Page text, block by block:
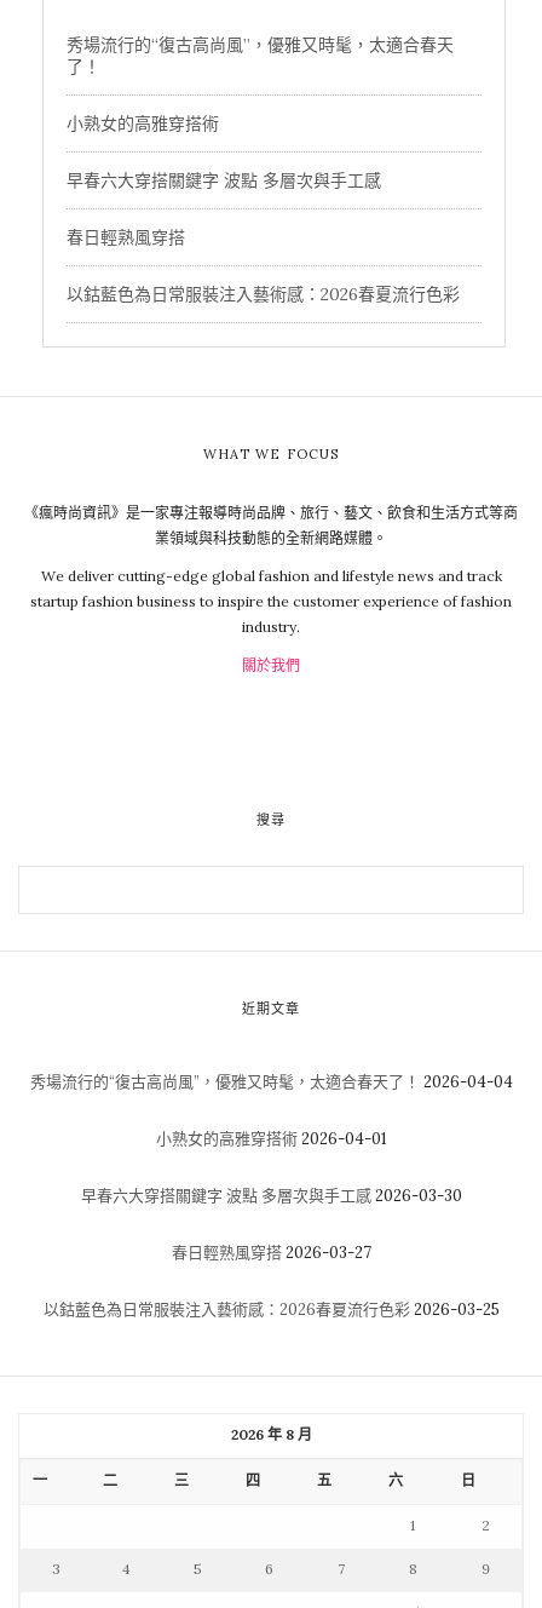
秀場流行的“復古高尚風”，優雅又時髦，太適合春天
了！
小熟女的高雅穿搭術
早春六大穿搭關鍵字 波點 多層次與手工感
春日輕熟風穿搭
以鈷藍色為日常服裝注入藝術感：2026春夏流行色彩
WHAT WE FOCUS
《瘋時尚資訊》是一家專注報導時尚品牌、旅行、藝文、飲食和生活方式等商
業領域與科技動態的全新網路媒體。
We deliver cutting-edge global fashion and lifestyle news and track
startup fashion business to inspire the customer experience of fashion
industry.
關於我們
搜尋
近期文章
秀場流行的“復古高尚風”，優雅又時髦，太適合春天了！ 2026-04-04
小熟女的高雅穿搭術 2026-04-01
早春六大穿搭關鍵字 波點 多層次與手工感 2026-03-30
春日輕熟風穿搭 2026-03-27
以鈷藍色為日常服裝注入藝術感：2026春夏流行色彩 2026-03-25
2026 年 8 月
一 二 三 四 五 六 日
1 2
3 4 5 6 7 8 9